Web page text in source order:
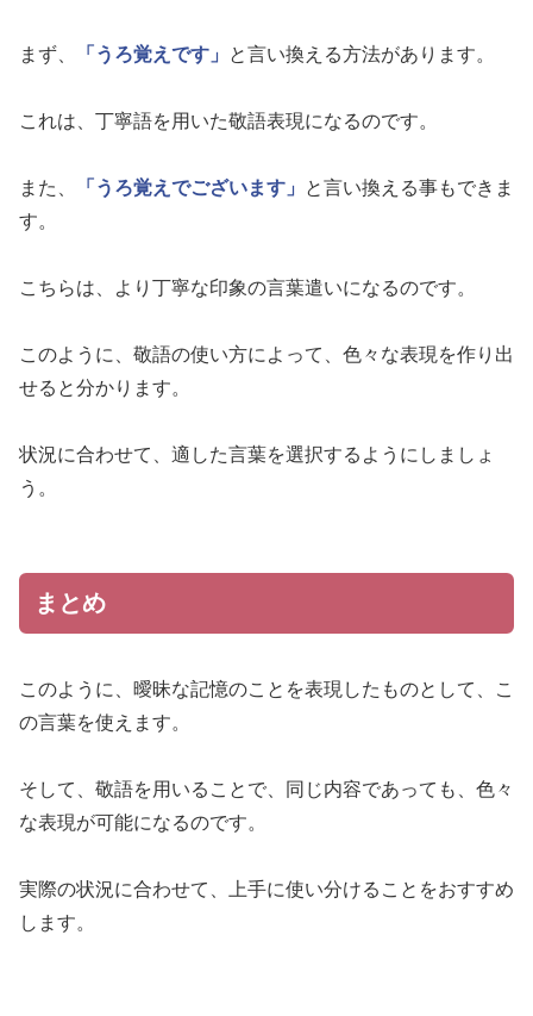
まず、 「うろ覚えです」 と言い換える方法があります。
これは、丁寧語を用いた敬語表現になるのです。
また、 「うろ覚えでございます」
と言い換える事もできま
す。
こちらは、より丁寧な印象の言葉遣いになるのです。
このように、敬語の使い方によって、色々な表現を作り出
せると分かります。
状況に合わせて、適した言葉を選択するようにしましょ
う。
まとめ
このように、曖昧な記憶のことを表現したものとして、こ
の言葉を使えます。
そして、敬語を用いることで、同じ内容であっても、色々
な表現が可能になるのです。
実際の状況に合わせて、上手に使い分けることをおすすめ
します。